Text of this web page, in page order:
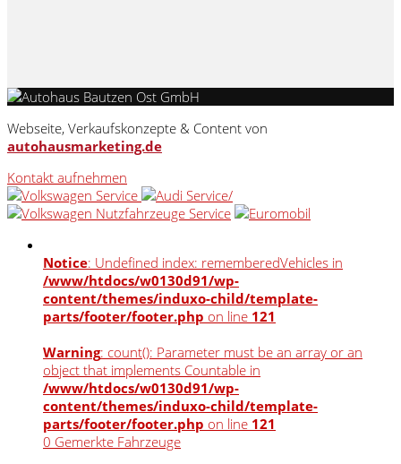
Webseite, Verkaufskonzepte & Content von
autohausmarketing.de
Kontakt aufnehmen
Notice: Undefined index: rememberedVehicles in
/www/htdocs/w0130d91/wp-
content/themes/induxo-child/template-
parts/footer/footer.php on line 121
Warning: count(): Parameter must be an array or an
object that implements Countable in
/www/htdocs/w0130d91/wp-
content/themes/induxo-child/template-
parts/footer/footer.php on line 121
0 Gemerkte Fahrzeuge